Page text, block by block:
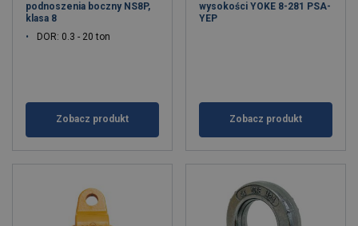
podnoszenia boczny NS8P,
klasa 8
DOR: 0.3 - 20 ton
Zobacz produkt
wysokości YOKE 8-281 PSA-
YEP
Zobacz produkt